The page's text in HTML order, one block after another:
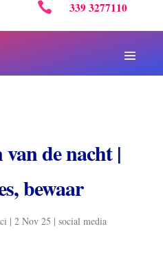
 339 3277110
de nacht |
bewaar
|2 Nov 25 |social media